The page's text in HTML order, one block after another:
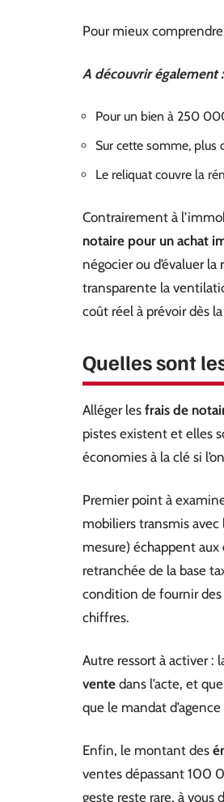
Pour mieux
A découvrir également :
Pour un bien à 250
Sur cette somme, plus
Le reliquat couvre la
Contrairement à
notaire pour un achat
négocier ou d’évaluer
transparente la
coût réel à prévoir dès
Quelles sont
Alléger les frais de
pistes existent et elles
économies à la clé si
Premier point à
mobiliers transmis avec
mesure) échappent aux
retranchée de la base
condition de fournir
chiffres.
Autre ressort à activer :
vente dans l’acte, et
que le mandat
Enfin, le montant des
ventes dépassant 100
geste reste rare, à vous